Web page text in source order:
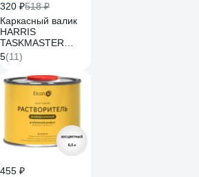
320 ₽518 ₽
Каркасный валик
HARRIS
TASKMASTER
велюровый 18 см
4630
5(11)
455 ₽